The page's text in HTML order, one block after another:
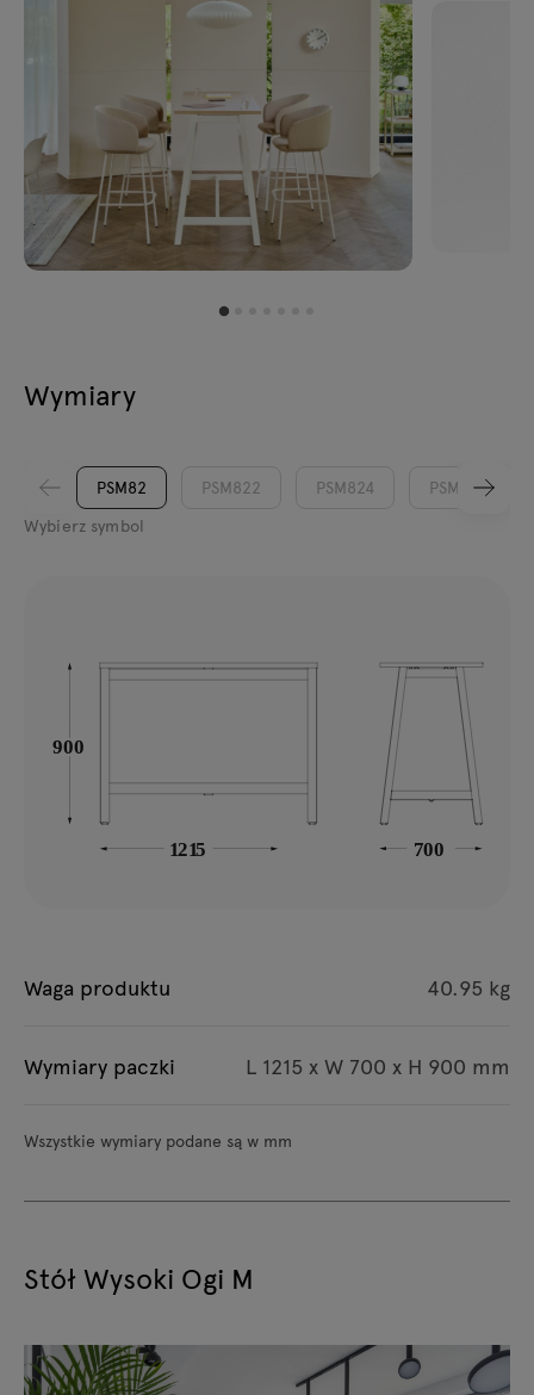
Wymiary
PSM82 PSM822 PSM824
PSM826
Wybierz symbol
Waga produktu 40.95 kg
Wymiary paczki L 1215 x W 700 x H 900 mm
Wszystkie wymiary podane są w mm
Stół Wysoki Ogi M